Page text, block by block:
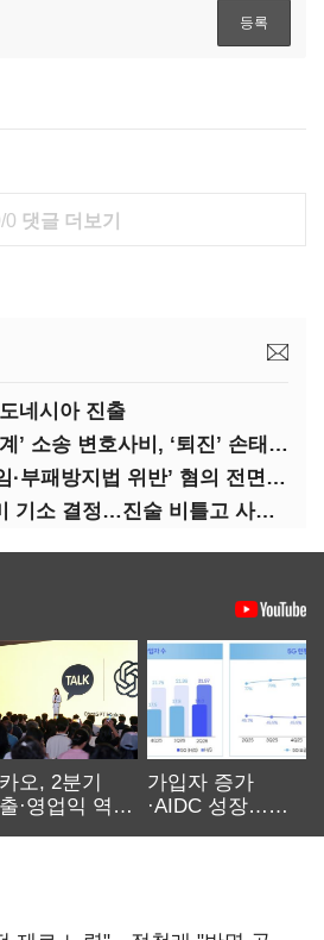
0 댓글 더보기
네시아 진출
우리은행 ‘라임 징계’ 소송 변호사비, ‘퇴진’ 손태승 회장 개인이 납부하나
(영상)이재명, ‘배임·부패방지법 위반’ 혐의 전면 반박(종합)
이재명 “검찰, 이미 기소 결정…진술 비틀고 사건 조작에 악용”
오, 2분기
·영업익 역대
가입자 증가
·AIDC 성장…